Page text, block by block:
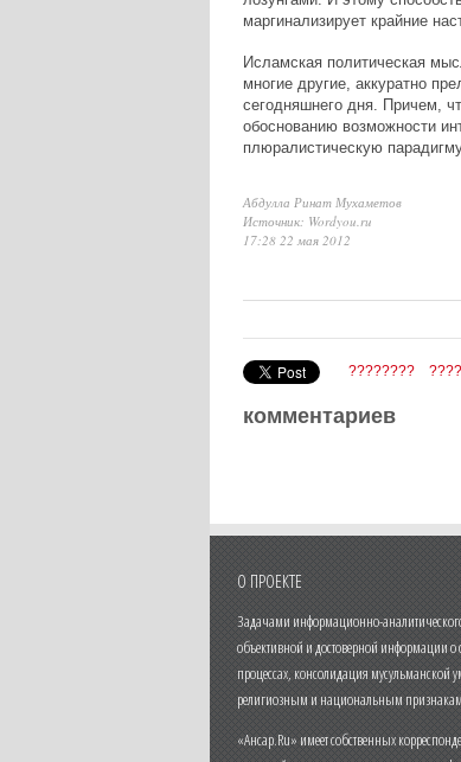
маргинализирует крайние
Исламская политическая
многие другие, аккуратно
сегодняшнего дня. Причем,
обоснованию возможности
плюралистическую
Абдулла Ринат Мухаметов
Источник: Wordyou.ru
17:28 22 мая 2012
????????
комментариев
О ПРОЕКТЕ
Задачами информационно-
объективной и достоверной информации
процессах, консолидация
религиозным и национальным
«Ансар.Ru» имеет собственных